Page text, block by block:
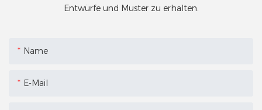
Entwürfe und Muster zu erhalten.
Name
E-Mail